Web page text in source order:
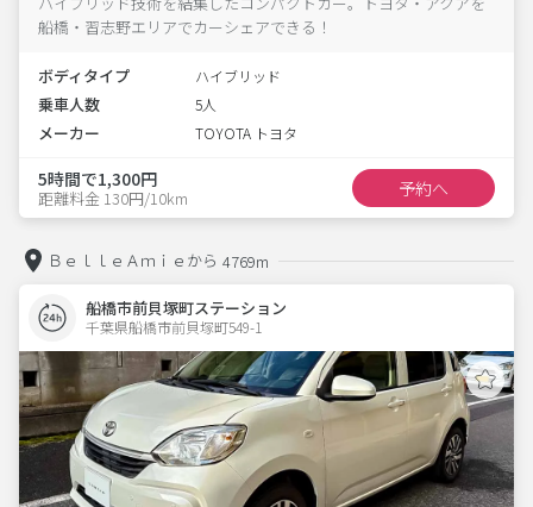
船橋・習志野エリアでカーシェアできる！
ボディタイプ ハイブリッド
乗車人数 5人
メーカー TOYOTA トヨタ
5時間で1,300円
距離料金 130円/10km 予約へ
ＢｅｌｌｅＡｍｉｅから 4769m
船橋市前貝塚町ステーション
千葉県船橋市前貝塚町549-1